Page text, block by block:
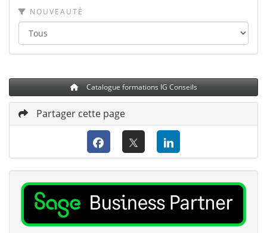
NOUVEAUTÉ
Catalogue formations IG Conseils
Partager cette page